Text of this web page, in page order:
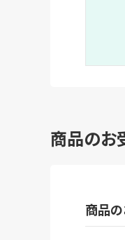
商品のお
商品